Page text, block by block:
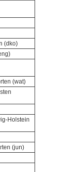
(dko)
(wat)
Holstein
(jun)